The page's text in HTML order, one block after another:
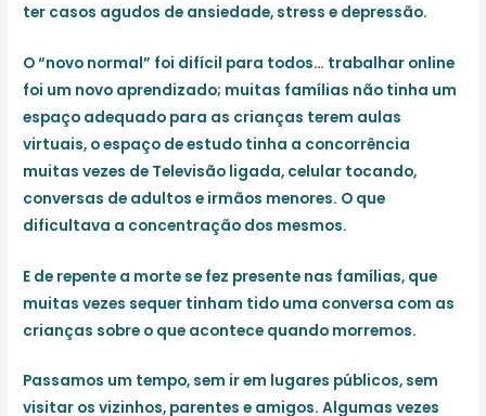
ter casos agudos de ansiedade, stress e depressão.
O “novo normal” foi difícil para todos… trabalhar online
foi um novo aprendizado; muitas famílias não tinha um
espaço adequado para as crianças terem aulas
virtuais, o espaço de estudo tinha a concorrência
muitas vezes de Televisão ligada, celular tocando,
conversas de adultos e irmãos menores. O que
dificultava a concentração dos mesmos.
E de repente a morte se fez presente nas famílias, que
muitas vezes sequer tinham tido uma conversa com as
crianças sobre o que acontece quando morremos.
Passamos um tempo, sem ir em lugares públicos, sem
visitar os vizinhos, parentes e amigos. Algumas vezes